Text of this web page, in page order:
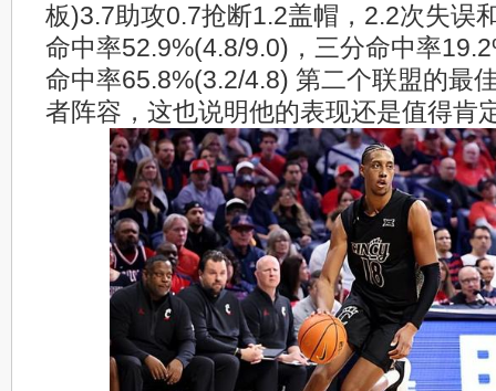
板)3.7助攻0.7抢断1.2盖帽，2.2次失误
命中率52.9%(4.8/9.0)，三分命中率
命中率65.8%(3.2/4.8) 第二个联盟的最
者阵容，这也说明他的表现还是值得肯